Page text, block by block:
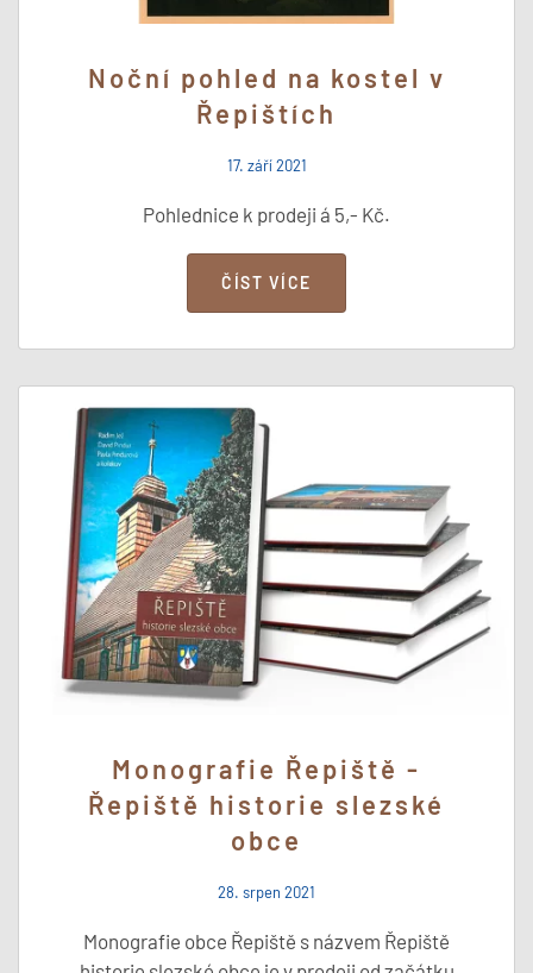
Noční pohled na kostel v
Řepištích
17. září 2021
Pohlednice k prodeji á 5,- Kč.
ČÍST VÍCE
Monografie Řepiště -
Řepiště historie slezské
obce
28. srpen 2021
Monografie obce Řepiště s názvem Řepiště